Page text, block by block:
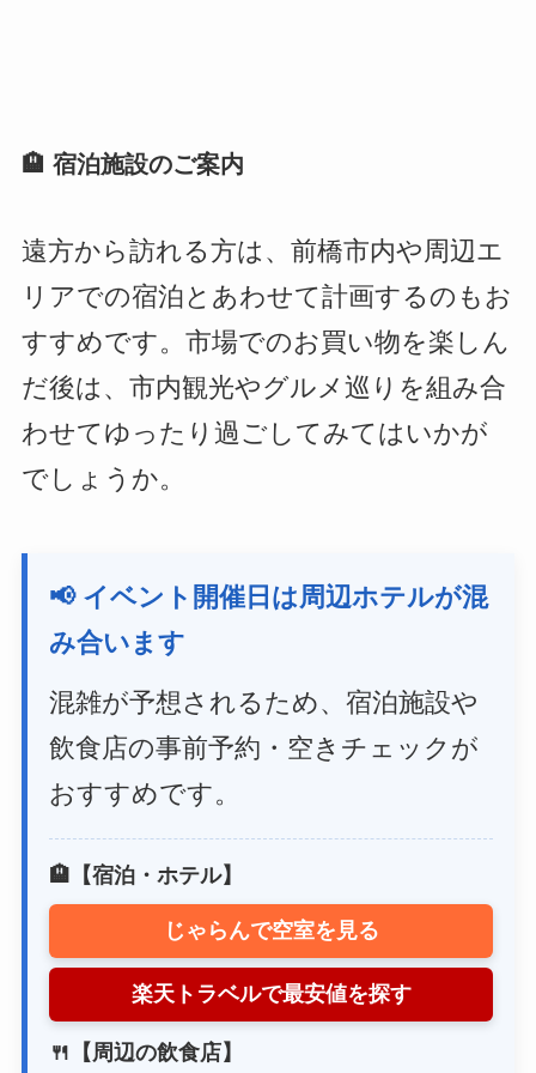
🏨 宿泊施設のご案内
遠方から訪れる方は、前橋市内や周辺エ
リアでの宿泊とあわせて計画するのもお
すすめです。市場でのお買い物を楽しん
だ後は、市内観光やグルメ巡りを組み合
わせてゆったり過ごしてみてはいかが
でしょうか。
📢 イベント開催日は周辺ホテルが混
み合います
混雑が予想されるため、宿泊施設や
飲食店の事前予約・空きチェックが
おすすめです。
🏨【宿泊・ホテル】
じゃらんで空室を見る
楽天トラベルで最安値を探す
🍴【周辺の飲食店】